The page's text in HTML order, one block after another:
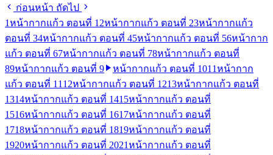
ก่อนหน้า ถัดไป
1หน้ากากแก้ว ตอนที่ 1 2หน้ากากแก้ว ตอนที่ 23หน้ากากแก้ว
ตอนที่ 34หน้ากากแก้ว ตอนที่ 45หน้ากากแก้ว ตอนที่ 56หน้ากาก
แก้ว ตอนที่ 67หน้ากากแก้ว ตอนที่ 78หน้ากากแก้ว ตอนที่
89หน้ากากแก้ว ตอนที่ 9 หน้ากากแก้ว ตอนที่ 1011หน้ากาก
แก้ว ตอนที่ 11 12หน้ากากแก้ว ตอนที่ 1213หน้ากากแก้ว ตอนที่
1314หน้ากากแก้ว ตอนที่ 1415หน้ากากแก้ว ตอนที่
1516หน้ากากแก้ว ตอนที่ 1617หน้ากากแก้ว ตอนที่
1718หน้ากากแก้ว ตอนที่ 1819หน้ากากแก้ว ตอนที่
1920หน้ากากแก้ว ตอนที่ 2021หน้ากากแก้ว ตอนที่